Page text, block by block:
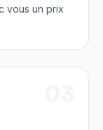
vous un prix